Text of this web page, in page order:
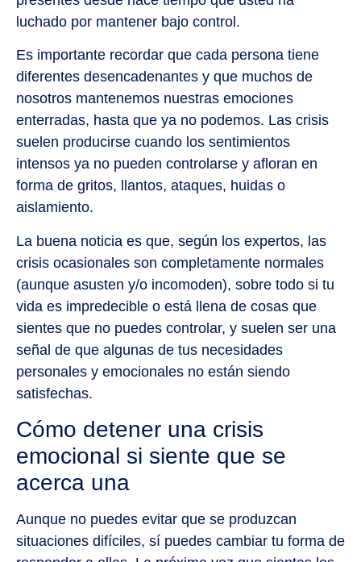
luchado por mantener bajo control.
Es importante recordar que cada persona tiene
diferentes desencadenantes y que muchos de
nosotros mantenemos nuestras emociones
enterradas, hasta que ya no podemos. Las crisis
suelen producirse cuando los sentimientos
intensos ya no pueden controlarse y afloran en
forma de gritos, llantos, ataques, huidas o
aislamiento.
La buena noticia es que, según los expertos, las
crisis ocasionales son completamente normales
(aunque asusten y/o incomoden), sobre todo si tu
vida es impredecible o está llena de cosas que
sientes que no puedes controlar, y suelen ser una
señal de que algunas de tus necesidades
personales y emocionales no están siendo
satisfechas.
Cómo detener una crisis
emocional si siente que se
acerca una
Aunque no puedes evitar que se produzcan
situaciones difíciles, sí puedes cambiar tu forma de